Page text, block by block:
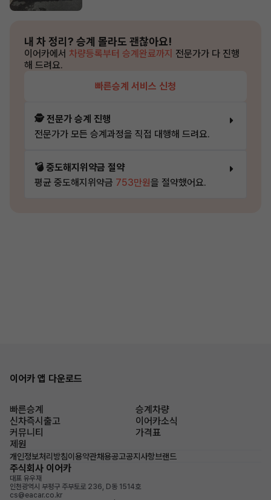
내 차 정리? 승계 몰라도 괜찮아요!
이어카에서 차량등록부터 승계완료까지 전문가가 다 진행
해 드려요.
빠른승계 서비스 신청
🕵️ 전문가 승계 진행
전문가가 모든 승계과정을 직접 대행해 드려요.
💣 중도해지위약금 절약
평균 중도해지위약금 753만원을 절약했어요.
이어카 앱 다운로드
빠른승계
승계차량
신차즉시출고
이어카소식
커뮤니티
가격표
제원
개인정보처리방침이용약관채용공고공지사항브랜드
주식회사 이어카
대표 유우재
인천광역시 부평구 주부토로 236, D동 1514호
cs@eacar.co.kr